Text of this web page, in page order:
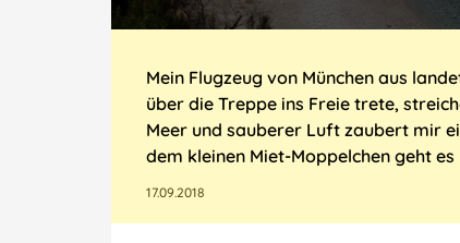
Mein Flugzeug von München aus
über die Treppe ins Freie trete,
Meer und sauberer Luft zaubert mir
dem kleinen Miet-Moppelchen geht
17.09.2018